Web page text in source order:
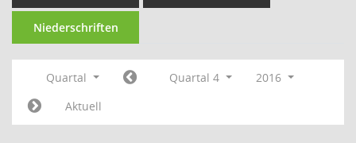
Niederschriften
Quartal Quartal 4
2016
Aktuell